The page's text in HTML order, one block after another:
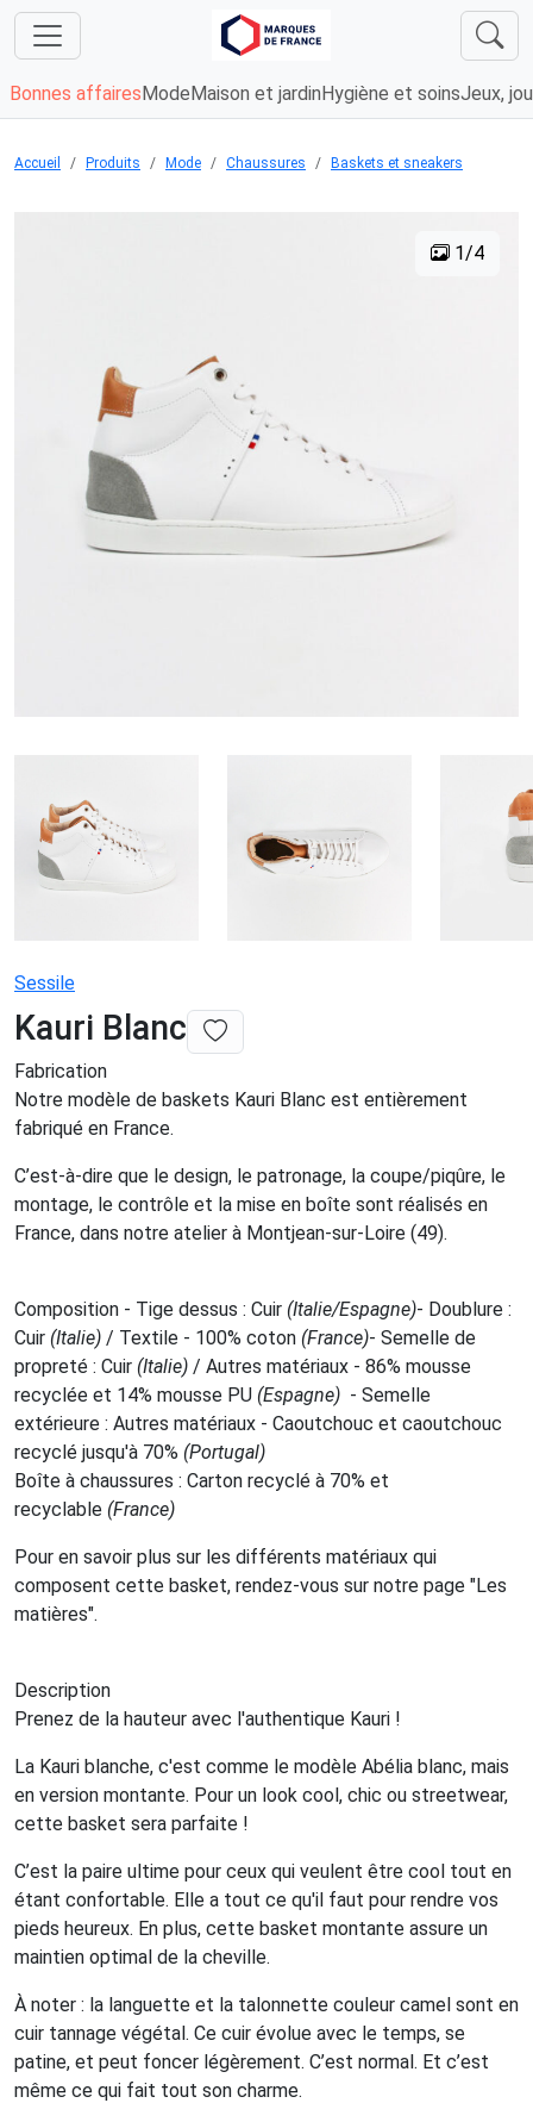
Bonnes affaires Mode Maison et jardin Hygiène et soinsJeux,
Accueil Produits Mode Chaussures Baskets et sneakers
1/4
Sessile
Kauri Blanc
Fabrication
Notre modèle de baskets Kauri Blanc est entièrement
fabriqué en France.
C’est-à-dire que le design, le patronage, la coupe/piqûre, le
montage, le contrôle et la mise en boîte sont réalisés en
France, dans notre atelier à Montjean-sur-Loire (49).
Composition - Tige dessus : Cuir (Italie/Espagne)- Doublure :
Cuir (Italie) / Textile - 100% coton (France)- Semelle de
propreté : Cuir (Italie) / Autres matériaux - 86% mousse
recyclée et 14% mousse PU (Espagne) - Semelle
extérieure : Autres matériaux - Caoutchouc et caoutchouc
recyclé jusqu'à 70% (Portugal)
Boîte à chaussures : Carton recyclé à 70% et
recyclable (France)
Pour en savoir plus sur les différents matériaux qui
composent cette basket, rendez-vous sur notre page "Les
matières".
Description
Prenez de la hauteur avec l'authentique Kauri !
La Kauri blanche, c'est comme le modèle Abélia blanc, mais
en version montante. Pour un look cool, chic ou streetwear,
cette basket sera parfaite !
C’est la paire ultime pour ceux qui veulent être cool tout en
étant confortable. Elle a tout ce qu'il faut pour rendre vos
pieds heureux. En plus, cette basket montante assure un
maintien optimal de la cheville.
À noter : la languette et la talonnette couleur camel sont en
cuir tannage végétal. Ce cuir évolue avec le temps, se
patine, et peut foncer légèrement. C’est normal. Et c’est
même ce qui fait tout son charme.